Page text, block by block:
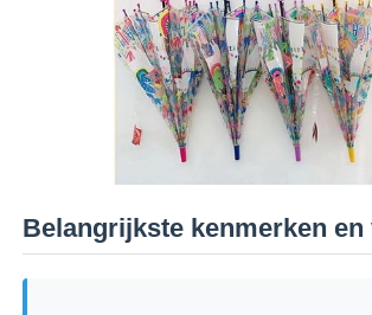
Kinderparaplu's
strandparaplu's
Creatieve paraplu's
Belangrijkste kenmerken en